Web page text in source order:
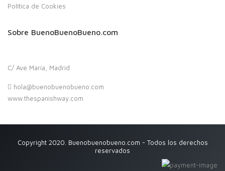
Política de Cookies
Sobre BuenoBuenoBueno.com
C/ Ave María, Madrid
hola@buenobuenobueno.com
www.thespanishway.com
Copyright 2020. Buenobuenobueno.com - Todos los derechos
reservados